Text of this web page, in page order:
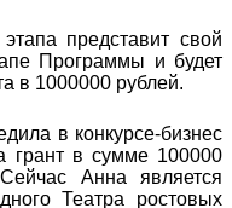
представит свой
Программы и будет
в 1000000 рублей.
в конкурсе-бизнес
грант в сумме 100000
Анна является
Театра ростовых